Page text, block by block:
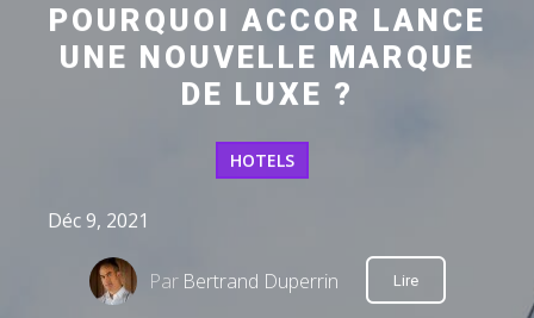
POURQUOI ACCOR LANCE
UNE NOUVELLE MARQUE
DE LUXE ?
HOTELS
Déc 9, 2021
Par Bertrand Duperrin Lire